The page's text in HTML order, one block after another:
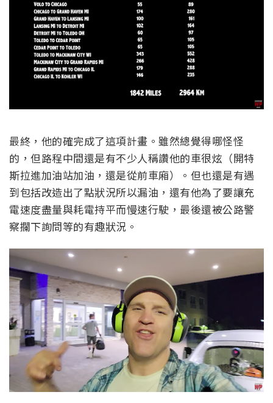
最終，他的確完成了這項計畫。雖然總覺得哪怪怪
的，但路程中間還是有不少人稱讚他的車很炫（開特
斯拉進加油站加油，還是從前車廂）。但也還是有遇
到包括改造出了點狀況所以漏油，還有他為了要讓充
電速度盡量與耗電持平而慢速行駛，最後還被公路警
察攔下詢問等的有趣狀況。